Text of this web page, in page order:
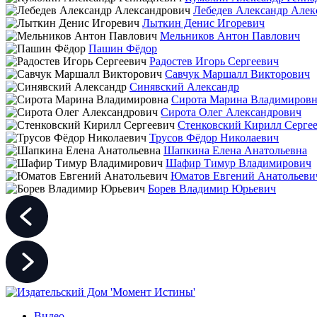
Лебедев Александр
Лыткин Денис Игоревич
Мельников Антон Павлович
Пашин Фёдор
Радостев Игорь Сергеевич
Савчук Маршалл Викторович
Синявский Александр
Сирота Марина
Сирота Олег Александрович
Стенковский Кирилл
Трусов Фёдор Николаевич
Шапкина Елена Анатольевна
Шафир Тимур Владимирович
Юматов Евгений
Борев Владимир Юрьевич